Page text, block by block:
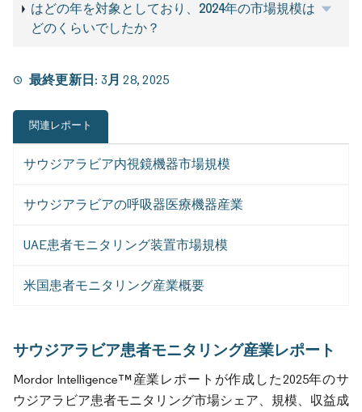
はどの年を対象としており、2024年の市場規模は
どのくらいでしたか？
最終更新日: 3月 28, 2025
関連レポート
サウジアラビア内視鏡機器市場規模
サウジアラビアの呼吸器医療機器産業
UAE患者モニタリング装置市場規模
米国患者モニタリング産業概要
サウジアラビア患者モニタリング産業レポート
Mordor Intelligence™産業レポートが作成した2025年のサ
ウジアラビア患者モニタリング市場シェア、規模、収益成